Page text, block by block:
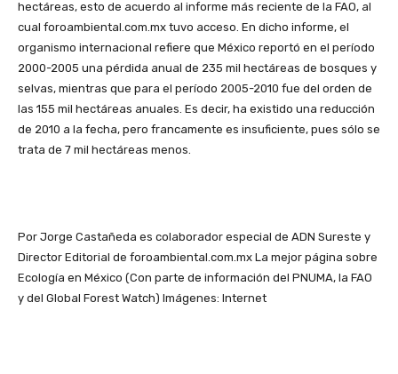
hectáreas, esto de acuerdo al informe más reciente de la FAO, al
cual foroambiental.com.mx tuvo acceso. En dicho informe, el
organismo internacional refiere que México reportó en el período
2000-2005 una pérdida anual de 235 mil hectáreas de bosques y
selvas, mientras que para el período 2005-2010 fue del orden de
las 155 mil hectáreas anuales. Es decir, ha existido una reducción
de 2010 a la fecha, pero francamente es insuficiente, pues sólo se
trata de 7 mil hectáreas menos.
Por Jorge Castañeda es colaborador especial de ADN Sureste y
Director Editorial de foroambiental.com.mx La mejor página sobre
Ecología en México (Con parte de información del PNUMA, la FAO
y del Global Forest Watch) Imágenes: Internet